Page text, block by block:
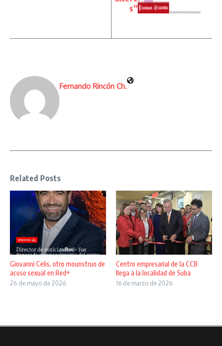
s”
Fernando Rincón Ch.
Related Posts
Giovanni Celis, otro mounstruo de
acoso sexual en Red+
26 de mayo de 2026
Centro empresarial de la CCB
llega a la localidad de Suba
16 de marzo de 2026